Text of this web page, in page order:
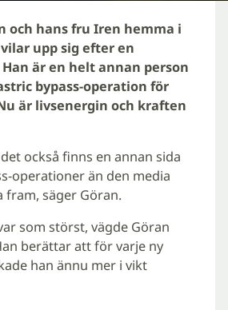
och hans fru Iren hemma i
upp sig efter en
är en helt annan person
bypass-operation för
är livsenergin och kraften
också finns en annan sida
operationer än den media
säger Göran.
som störst, vägde Göran
berättar att för varje ny
han ännu mer i vikt